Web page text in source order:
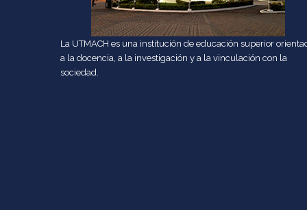
La UTMACH es una institución de educación superior
a la docencia, a la investigación y a la vinculación con la
sociedad.